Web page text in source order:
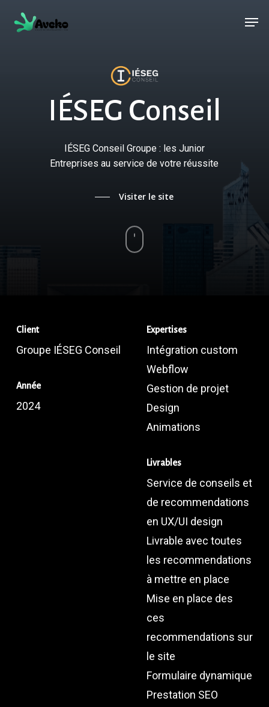
IÉSEG Consei
IÉSEG Conseil Groupe : les Junior
Entreprises au service de votre réussite
Visiter le site
Navigate
next
section
Client
Groupe IÉSEG Conseil
Année
2024
Expertises
Intégration custom
Webflow
Gestion de projet
Design
Animations
Livrables
Service de conseils et
de recommendations
en UX/UI design
Livrable avec toutes
les recommendations
à mettre en place
Mise en place des
ces
recommendations sur
le site
Formulaire dynamique
Prestation SEO